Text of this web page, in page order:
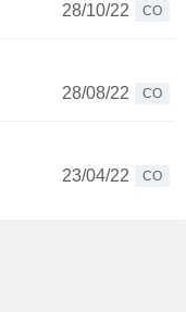
28/10/22
CO
28/08/22
CO
23/04/22
CO